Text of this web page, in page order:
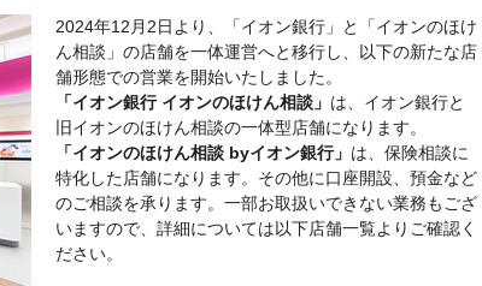
2024年12月2日より、「イオン銀行」と「イオンのほけ
ん相談」の店舗を一体運営へと移行し、以下の新たな店
舗形態での営業を開始いたしました。
「イオン銀行 イオンのほけん相談」 は、イオン銀行と
旧イオンのほけん相談の一体型店舗になります。
「イオンのほけん相談 byイオン銀行」 は、保険相談に
特化した店舗になります。その他に口座開設、預金など
のご相談を承ります。一部お取扱いできない業務もござ
いますので、詳細については以下店舗一覧よりご確認く
ださい。